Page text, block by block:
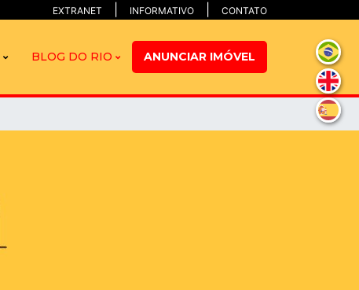
EXTRANET INFORMATIVO CONTATO
BLOG DO RIO ANUNCIAR IMÓVEL